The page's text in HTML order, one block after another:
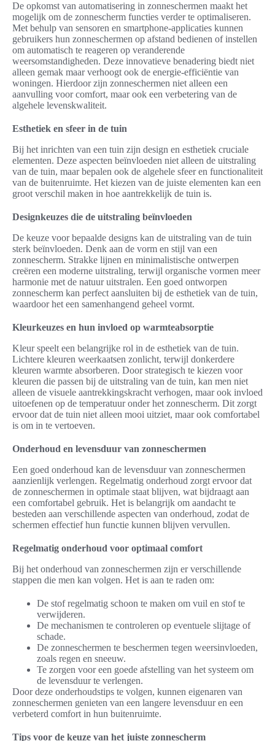
De opkomst van automatisering in zonneschermen maakt het
mogelijk om de zonnescherm functies verder te optimaliseren.
Met behulp van sensoren en smartphone-applicaties kunnen
gebruikers hun zonneschermen op afstand bedienen of instellen
om automatisch te reageren op veranderende
weersomstandigheden. Deze innovatieve benadering biedt niet
alleen gemak maar verhoogt ook de energie-efficiëntie van
woningen. Hierdoor zijn zonneschermen niet alleen een
aanvulling voor comfort, maar ook een verbetering van de
algehele levenskwaliteit.
Esthetiek en sfeer in de tuin
Bij het inrichten van een tuin zijn design en esthetiek cruciale
elementen. Deze aspecten beïnvloeden niet alleen de uitstraling
van de tuin, maar bepalen ook de algehele sfeer en functionaliteit
van de buitenruimte. Het kiezen van de juiste elementen kan een
groot verschil maken in hoe aantrekkelijk de tuin is.
Designkeuzes die de uitstraling beïnvloeden
De keuze voor bepaalde designs kan de uitstraling van de tuin
sterk beïnvloeden. Denk aan de vorm en stijl van een
zonnescherm. Strakke lijnen en minimalistische ontwerpen
creëren een moderne uitstraling, terwijl organische vormen meer
harmonie met de natuur uitstralen. Een goed ontworpen
zonnescherm kan perfect aansluiten bij de esthetiek van de tuin,
waardoor het een samenhangend geheel vormt.
Kleurkeuzes en hun invloed op warmteabsorptie
Kleur speelt een belangrijke rol in de esthetiek van de tuin.
Lichtere kleuren weerkaatsen zonlicht, terwijl donkerdere
kleuren warmte absorberen. Door strategisch te kiezen voor
kleuren die passen bij de uitstraling van de tuin, kan men niet
alleen de visuele aantrekkingskracht verhogen, maar ook invloed
uitoefenen op de temperatuur onder het zonnescherm. Dit zorgt
ervoor dat de tuin niet alleen mooi uitziet, maar ook comfortabel
is om in te vertoeven.
Onderhoud en levensduur van zonneschermen
Een goed onderhoud kan de levensduur van zonneschermen
aanzienlijk verlengen. Regelmatig onderhoud zorgt ervoor dat
de zonneschermen in optimale staat blijven, wat bijdraagt aan
een comfortabel gebruik. Het is belangrijk om aandacht te
besteden aan verschillende aspecten van onderhoud, zodat de
schermen effectief hun functie kunnen blijven vervullen.
Regelmatig onderhoud voor optimaal comfort
Bij het onderhoud van zonneschermen zijn er verschillende
stappen die men kan volgen. Het is aan te raden om:
De stof regelmatig schoon te maken om vuil en stof te
verwijderen.
De mechanismen te controleren op eventuele slijtage of
schade.
De zonneschermen te beschermen tegen weersinvloeden,
zoals regen en sneeuw.
Te zorgen voor een goede afstelling van het systeem om
de levensduur te verlengen.
Door deze onderhoudstips te volgen, kunnen eigenaren van
zonneschermen genieten van een langere levensduur en een
verbeterd comfort in hun buitenruimte.
Tips voor de keuze van het juiste zonnescherm